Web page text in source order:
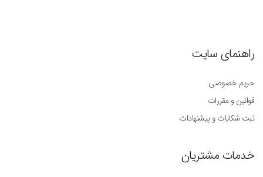
راهنمای سایت
حریم خصوصی
قوانین و مقررات
ثبت شکایات و پیشنهادات
خدمات مشتریان